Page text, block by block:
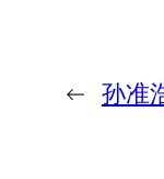
← 孙准